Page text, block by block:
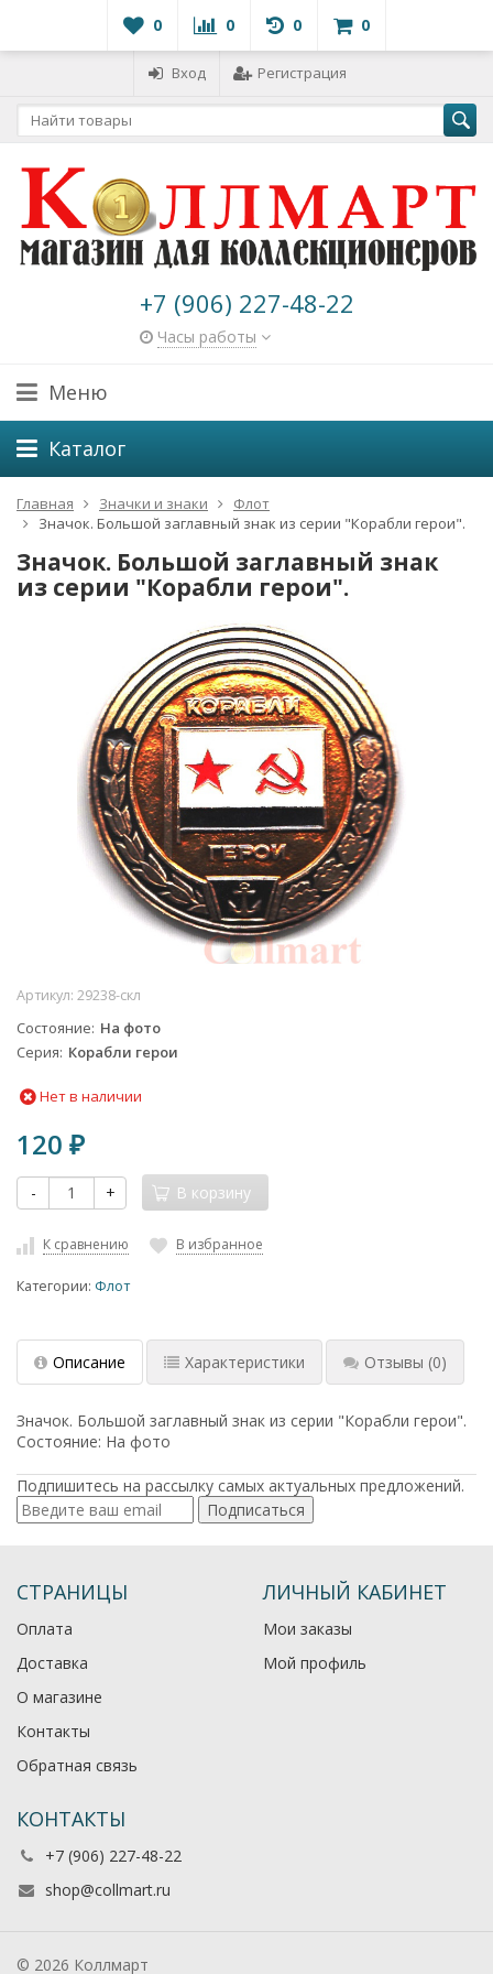
0 0 0 0
Вход Регистрация
+7 (906) 227-48-22
Часы работы
Меню
Каталог
Главная Значки и знаки
Флот
Значок. Большой заглавный знак из серии "Корабли герои".
Значок. Большой заглавный знак
из серии "Корабли герои".
Артикул: 29238-скл
Состояние На фото
Серия Корабли герои
Нет в наличии
120 ₽
- + В корзину
К сравнению В избранное
Категории: Флот
Описание Характеристики Отзывы (0)
Значок. Большой заглавный знак из серии "Корабли герои".
Состояние: На фото
Подпишитесь на рассылку самых актуальных предложений.
Подписаться
СТРАНИЦЫ
Оплата
Доставка
О магазине
Контакты
Обратная связь
ЛИЧНЫЙ КАБИНЕТ
Мои заказы
Мой профиль
КОНТАКТЫ
+7 (906) 227-48-22
shop@collmart.ru
© 2026 Коллмарт